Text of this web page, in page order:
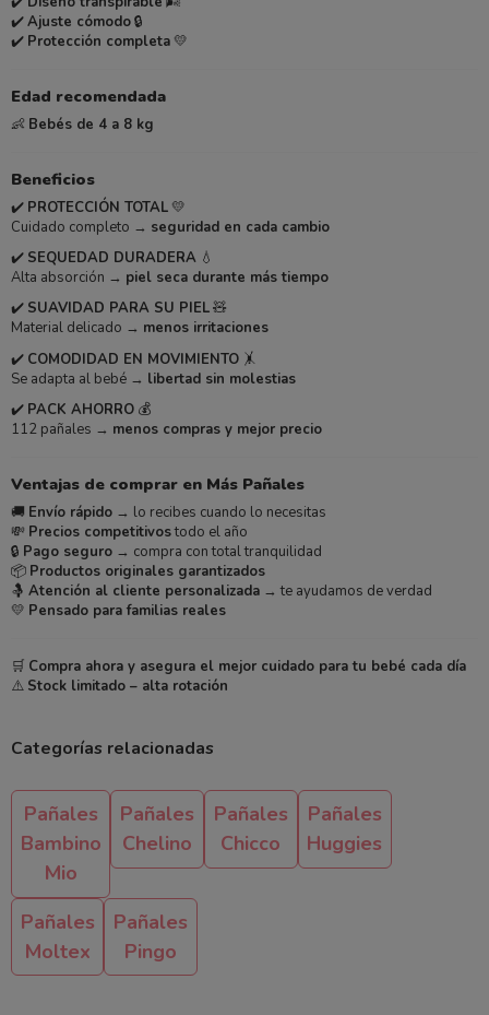
✔️Ajuste cómodo🔒
✔️ Protección completa💛
Edad recomendada
👶 Bebés de 4 a 8 kg
Beneficios
✔️ PROTECCIÓN TOTAL💛
Cuidado completo → seguridad en cada cambio
✔️ SEQUEDAD DURADERA💧
Alta absorción → piel seca durante más tiempo
✔️ SUAVIDAD PARA SU PIEL🧸
Material delicado → menos irritaciones
✔️ COMODIDAD EN MOVIMIENTO🤸
Se adapta al bebé → libertad sin molestias
✔️ PACK AHORRO💰
112 pañales → menos compras y mejor precio
Ventajas de comprar en Más Pañales
🚚 Envío rápido→ lo recibes cuando lo necesitas
💸 Precios competitivostodo el año
🔒 Pago seguro→ compra con total tranquilidad
📦 Productos originales garantizados
🤱 Atención al cliente personalizada→ te ayudamos de verdad
💛 Pensado para familias reales
🛒 Compra ahora y asegura el mejor cuidado para tu bebé cada día
⚠️ Stock limitado – alta rotación
Categorías relacionadas
Pañales
Bambino
Mio
Pañales
Chelino
Pañales
Chicco
Pañales
Huggies
Pañales
Moltex
Pañales
Pingo